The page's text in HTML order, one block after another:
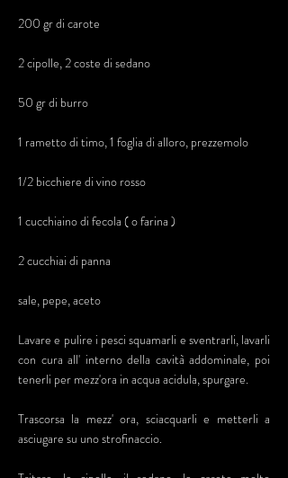
200 gr di carote
2 cipolle, 2 coste di sedano
50 gr di burro
1 rametto di timo, 1 foglia di alloro, prezzemolo
1/2 bicchiere di vino rosso
1 cucchiaino di fecola ( o farina )
2 cucchiai di panna
sale, pepe, aceto
Lavare e pulire i pesci squamarli e sventrarli, lavarli
con cura all' interno della cavità addominale, poi
tenerli per mezz'ora in acqua acidula, spurgare.
Trascorsa la mezz' ora, sciacquarli e metterli a
asciugare su uno strofinaccio.